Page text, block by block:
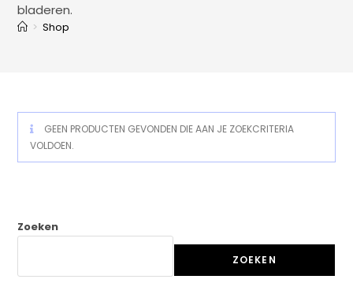
bladeren.
> Shop
GEEN PRODUCTEN GEVONDEN DIE AAN JE ZOEKCRITERIA
VOLDOEN.
Zoeken
ZOEKEN